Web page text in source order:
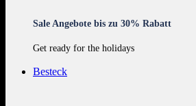
Sale Angebote bis zu 30% Rabatt
Get ready for the holidays
Besteck